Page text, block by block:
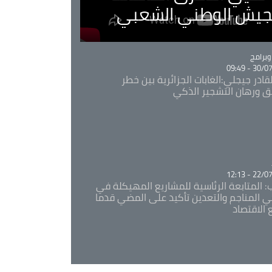
الوطني الشعبي
30/07/
جيجلي:الغابات الجزائرية بين خطر
ورهان التشجير الذكي
22/07/
المتابعة الرئاسية للمشاريع المهيكلة في
المناجم والتعدين تأكيد على المضي قدما
الاقتصاد